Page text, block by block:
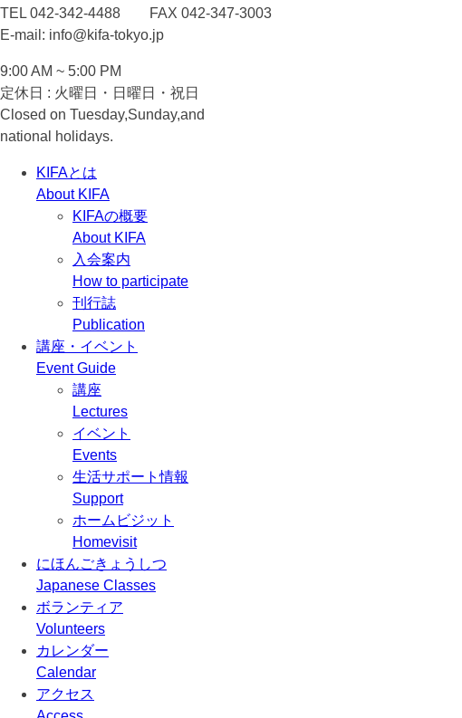
TEL 042-342-4488 FAX 042-347-3003
E-mail: info@kifa-tokyo.jp
9:00 AM ~ 5:00 PM
定休日 : 火曜日・日曜日・祝日
Closed on Tuesday,Sunday,and
national holidays.
KIFAとは
About KIFA
KIFAの概要
About KIFA
入会案内
How to participate
刊行誌
Publication
講座・イベント
Event Guide
講座
Lectures
イベント
Events
生活サポート情報
Support
ホームビジット
Homevisit
にほんごきょうしつ
Japanese Classes
ボランティア
Volunteers
カレンダー
Calendar
アクセス